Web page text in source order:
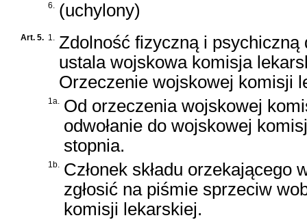
6. (uchylony)
Art. 5. 1. Zdolność fizyczną i psychiczną
ustala wojskowa komisja
Orzeczenie wojskowej komisji
1a. Od orzeczenia wojskowej
odwołanie do wojskowej
stopnia.
1b. Członek składu
zgłosić na piśmie sprzeciw
komisji lekarskiej.